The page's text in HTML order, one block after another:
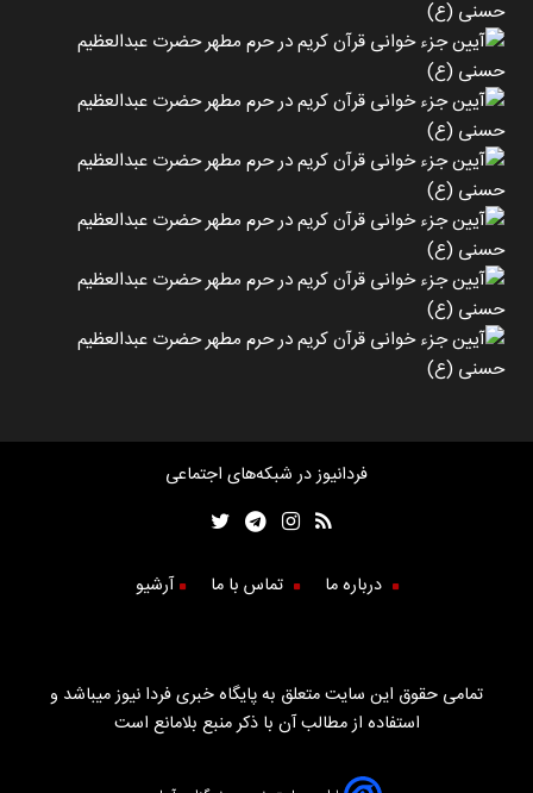
فردانیوز در شبکه‌های اجتماعی
درباره ما تماس با ما آرشیو
تمامی حقوق این سایت متعلق به پایگاه خبری فردا نیوز میباشد و
استفاده از مطالب آن با ذکر منبع بلامانع است